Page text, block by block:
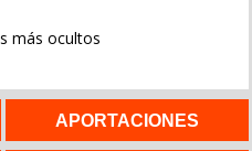
más ocultos
APORTACIONES